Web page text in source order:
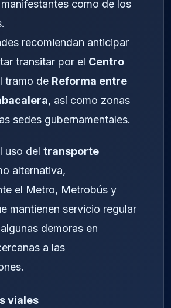
como de los
recomiendan anticipar
transitar por el Centro
tramo de Reforma entre
, así como zonas
sedes gubernamentales.
uso del transporte
alternativa,
el Metro, Metrobús y
mantienen servicio regular
demoras en
a las
viales